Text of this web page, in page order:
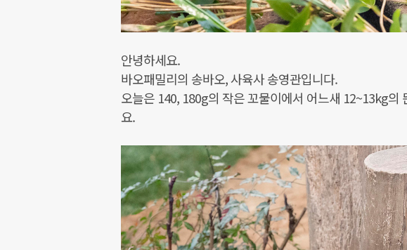
안녕하세요.
바오패밀리의 송바오, 사육사 송영관입니다.
오늘은 140, 180g의 작은 꼬물이에서 어느새 12~13kg
요.